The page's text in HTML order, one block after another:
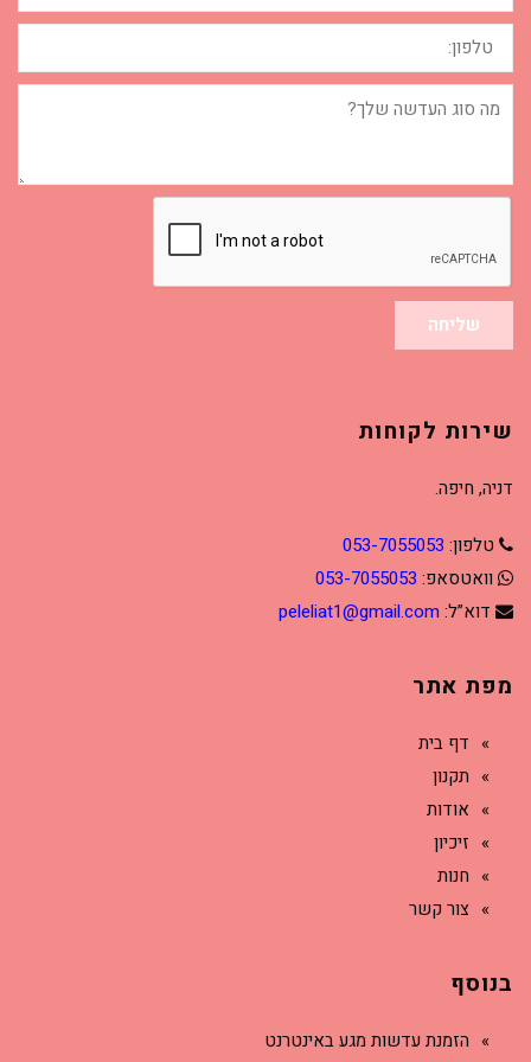
טלפון:
מה
סוג
שליחה
שירות לקוחות
דניה, חיפה.
טלפון: 053-7055053
וואטסאפ: 053-7055053
דוא”ל: peleliat1@gmail.com
מפת אתר
דף בית
תקנון
אודות
זיכיון
חנות
צור קשר
בנוסף
הזמנת עדשות מגע באינטרנט